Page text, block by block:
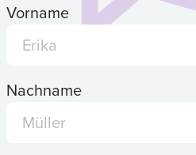
Vorname
Nachname